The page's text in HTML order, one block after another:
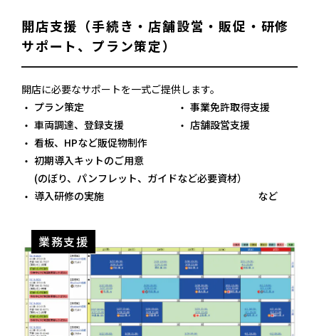
開店支援（手続き・店舗設営・販促・ 研修
サポート、プラン策定）
開店に必要なサポートを一式ご提供します。
プラン策定
事業免許取得支援
車両調達、登録支援
店舗設営支援
看板、HPなど販促物制作
初期導入キットのご用意
(のぼり、パンフレット、ガイドなど必要資材）
導入研修の実施
など
業務支援